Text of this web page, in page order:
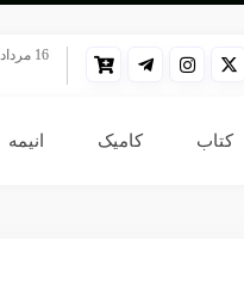
HBO سنت قدیمی خود را برای پخش سریال هری پاتر تغییر داد
16 مرداد 1405
کتاب کامیک انیمه